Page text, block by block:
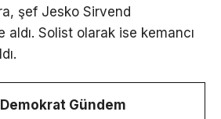
şef Jesko Sirvend
Solist olarak ise kemancı
Demokrat Gündem